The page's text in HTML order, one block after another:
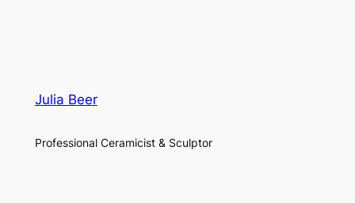
Julia Beer
Professional Ceramicist & Sculptor